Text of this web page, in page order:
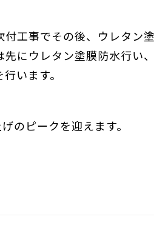
工事でその後、ウレタン塗
にウレタン塗膜防水行い、
います。
のピークを迎えます。